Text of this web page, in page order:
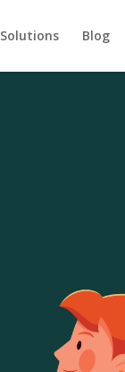
Solutions Blog